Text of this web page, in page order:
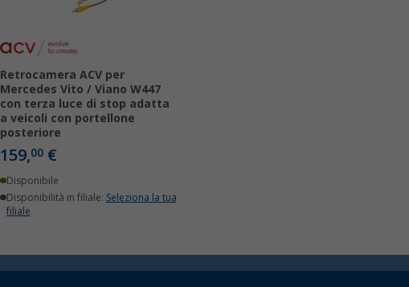
Retrocamera ACV per
Mercedes Vito / Viano W447
con terza luce di stop adatta
a veicoli con portellone
posteriore
159,00 €
Disponibile
Disponibilità in filiale: Seleziona la tua
filiale